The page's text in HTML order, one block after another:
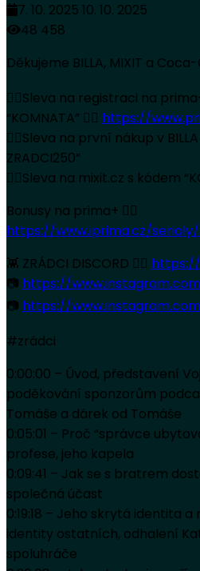
7. 10. 2025 10. 10. 2025
48 458
Děkujeme BILLA, MIXIT a
👉🏻Sleva na registraci na
“KOMNATA” 👉🏻 https://
👉🏻Sleva na první nákup v
ZRADCI250”
👉🏻Sleva na mixit.cz s kódem
Bonusy na prima+ 👉🏻
https://www.iprima.cz/
👾 ZRÁDCI DISCORD 👉🏻 https://
📷 https://
📷 https://
#zrádci
0:00:00 – Úvod, představení
poděkování sponzorům
Tomáše a dárek od Tomáše
0:05:01 – Proč “správce
profese, jeho kapela
0:09:41 – Jak se s bratrem
společná účast
0:19:18 – Jeho skrytá identita
identity ostatních, odhalení
spoluhráče